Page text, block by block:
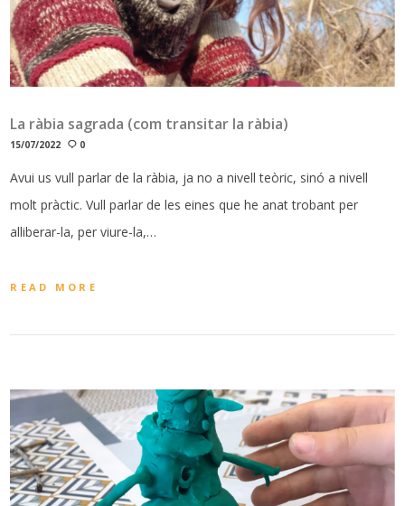
La ràbia sagrada (com transitar la ràbia)
15/07/2022 0
Avui us vull parlar de la ràbia, ja no a nivell teòric, sinó a nivell
molt pràctic. Vull parlar de les eines que he anat trobant per
alliberar-la, per viure-la,…
READ MORE